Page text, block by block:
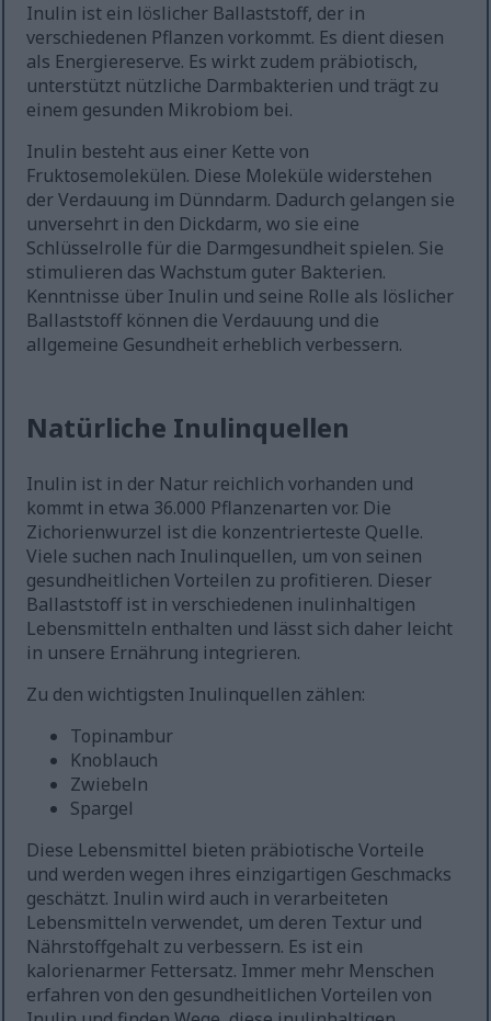
Inulin ist ein löslicher Ballaststoff, der in
verschiedenen Pflanzen vorkommt. Es dient diesen
als Energiereserve. Es wirkt zudem präbiotisch,
unterstützt nützliche Darmbakterien und trägt zu
einem gesunden Mikrobiom bei.
Inulin besteht aus einer Kette von
Fruktosemolekülen. Diese Moleküle widerstehen
der Verdauung im Dünndarm. Dadurch gelangen sie
unversehrt in den Dickdarm, wo sie eine
Schlüsselrolle für die Darmgesundheit spielen. Sie
stimulieren das Wachstum guter Bakterien.
Kenntnisse über Inulin und seine Rolle als löslicher
Ballaststoff können die Verdauung und die
allgemeine Gesundheit erheblich verbessern.
Natürliche Inulinquellen
Inulin ist in der Natur reichlich vorhanden und
kommt in etwa 36.000 Pflanzenarten vor. Die
Zichorienwurzel ist die konzentrierteste Quelle.
Viele suchen nach Inulinquellen, um von seinen
gesundheitlichen Vorteilen zu profitieren. Dieser
Ballaststoff ist in verschiedenen inulinhaltigen
Lebensmitteln enthalten und lässt sich daher leicht
in unsere Ernährung integrieren.
Zu den wichtigsten Inulinquellen zählen:
Topinambur
Knoblauch
Zwiebeln
Spargel
Diese Lebensmittel bieten präbiotische Vorteile
und werden wegen ihres einzigartigen Geschmacks
geschätzt. Inulin wird auch in verarbeiteten
Lebensmitteln verwendet, um deren Textur und
Nährstoffgehalt zu verbessern. Es ist ein
kalorienarmer Fettersatz. Immer mehr Menschen
erfahren von den gesundheitlichen Vorteilen von